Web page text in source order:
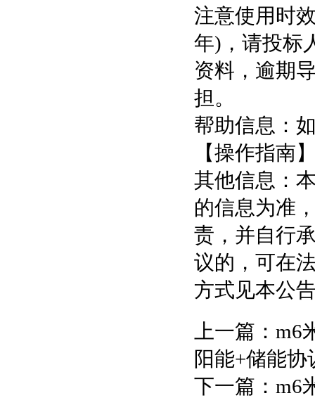
注意使用时
年)，请投标
资料，逾期
担。
帮助信息：
【操作指南
其他信息：
的信息为准
责，并自行
议的，可在
方式见本公
上一篇： m6
阳能+储能协
下一篇： m6